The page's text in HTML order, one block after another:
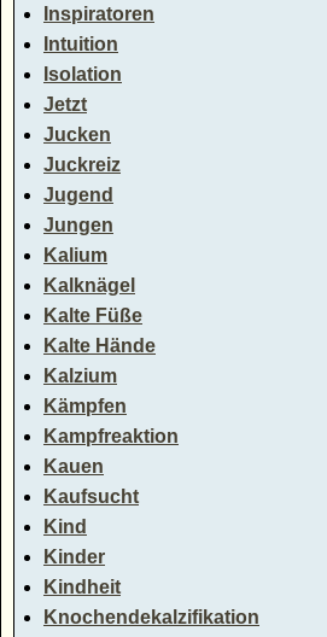
Inspiratoren
Intuition
Isolation
Jetzt
Jucken
Juckreiz
Jugend
Jungen
Kalium
Kalknägel
Kalte Füße
Kalte Hände
Kalzium
Kämpfen
Kampfreaktion
Kauen
Kaufsucht
Kind
Kinder
Kindheit
Knochendekalzifikation